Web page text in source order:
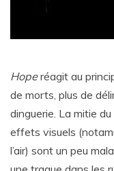
Hoperéagit au
de morts, plus de
dinguerie. La mitie
effets visuels
l’air) sont un peu